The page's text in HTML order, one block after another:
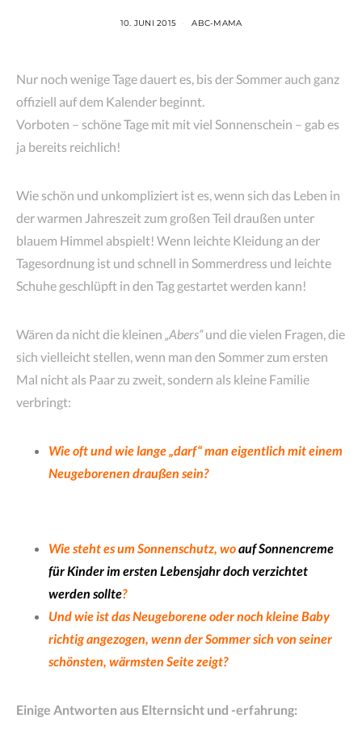
10. JUNI 2015 ABC-MAMA
Nur noch wenige Tage dauert es, bis der Sommer auch ganz
offiziell auf dem Kalender beginnt.
Vorboten – schöne Tage mit mit viel Sonnenschein – gab es
ja bereits reichlich!
Wie schön und unkompliziert ist es, wenn sich das Leben in
der warmen Jahreszeit zum großen Teil draußen unter
blauem Himmel abspielt! Wenn leichte Kleidung an der
Tagesordnung ist und schnell in Sommerdress und leichte
Schuhe geschlüpft in den Tag gestartet werden kann!
Wären da nicht die kleinen „Abers“und die vielen Fragen, die
sich vielleicht stellen, wenn man den Sommer zum ersten
Mal nicht als Paar zu zweit, sondern als kleine Familie
verbringt:
Wie oft und wie lange „darf“ man eigentlich mit einem
Neugeborenen draußen sein?
Wie steht es um Sonnenschutz, woauf Sonnencreme
für Kinder im ersten Lebensjahr doch verzichtet
werden sollte?
Und wie ist das Neugeborene oder noch kleine Baby
richtig angezogen, wenn der Sommer sich von seiner
schönsten, wärmsten Seite zeigt?
Einige Antworten aus Elternsicht und -erfahrung: